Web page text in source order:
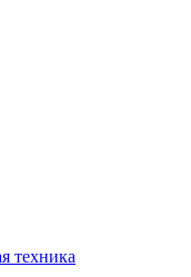
техника